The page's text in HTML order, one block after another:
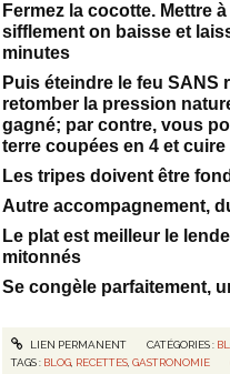
Fermez la cocotte. Mettre
sifflement on baisse et
minutes
Puis éteindre le feu SANS
retomber la pression
gagné; par contre, vous
terre coupées en 4 et
Les tripes doivent être
Autre accompagnement,
Le plat est meilleur le
mitonnés
Se congèle parfaitement,
LIEN PERMANENT CATÉGORIES :
TAGS : BLOG RECETTES ,GASTRONOMIE